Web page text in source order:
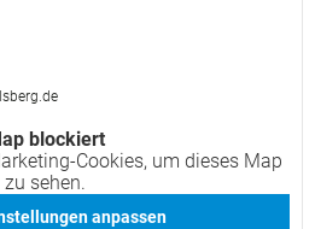
blockiert
Cookies, um dieses Map
zu sehen.
anpassen